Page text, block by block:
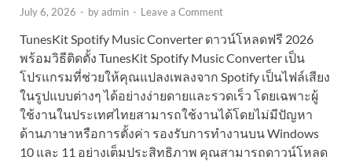
July 6, 2026 - byadmin - Leave a Comment
TunesKit Spotify Music Converter ดาวน์โหลดฟรี 2026
พร้อมวิธีติดตั้ง TunesKit Spotify Music Converter เป็น
โปรแกรมที่ช่วยให้คุณแปลงเพลงจาก Spotify เป็นไฟล์เสียง
ในรูปแบบต่างๆ ได้อย่างง่ายดายและรวดเร็ว โดยเฉพาะผู้
ใช้งานในประเทศไทยสามารถใช้งานได้โดยไม่มีปัญหา
ด้านภาษาหรือการตั้งค่า รองรับการทำงานบน Windows
10 และ 11 อย่างเต็มประสิทธิภาพ คุณสามารถดาวน์โหลด